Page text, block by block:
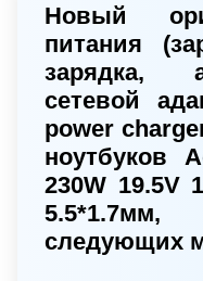
Новый
питания
зарядка,
сетевой
power
ноутбуков
230W 19.5V
следующих